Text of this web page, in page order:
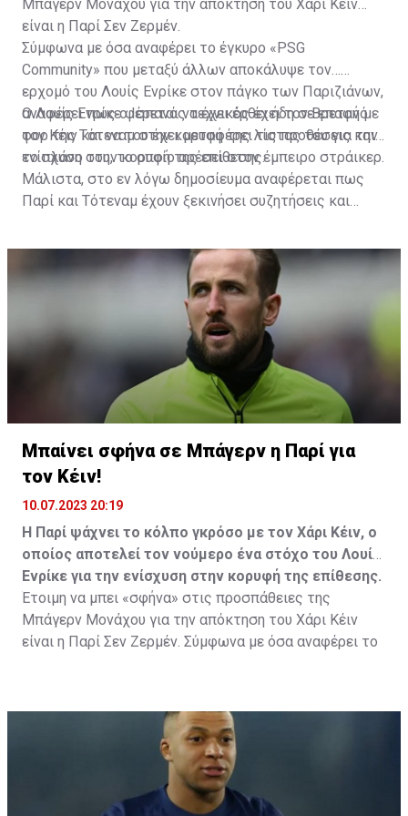
Μπάγερν Μονάχου για την απόκτηση του Χάρι Κέιν
είναι η Παρί Σεν Ζερμέν.
Σύμφωνα με όσα αναφέρει το έγκυρο «PSG
Community» που μεταξύ άλλων αποκάλυψε τον…
ερχομό του Λουίς Ενρίκε στον πάγκο των Παριζιάνων,
αναφέρει πως ο Ισπανός τεχνικός έχει τον Βρετανό
φορ της Τότεναμ στην κορυφή της λίστας του για την
ενίσχυση στην κορυφή της επίθεσης.
Ο Λουίς Ενρίκε φέρεται να έχει έρθει ήδη σε επαφή με
τον Κέιν και να του έχει μεταφέρει τις προθέσεις και
το πλάνο του, το οποίο αρέσει στον έμπειρο στράικερ.
Μάλιστα, στο εν λόγω δημοσίευμα αναφέρεται πως
Παρί και Τότεναμ έχουν ξεκινήσει συζητήσεις και
Ρουίθ για έμψυχο αντάλλαγμα, συν ένα μεγάλο
χρηματικό ποσό.
Μπαίνει σφήνα σε Μπάγερν η Παρί για
τον Κέιν!
10.07.2023 20:19
Η Παρί ψάχνει το κόλπο γκρόσο με τον Χάρι Κέιν, ο
οποίος αποτελεί τον νούμερο ένα στόχο του Λουίς
Ενρίκε για την ενίσχυση στην κορυφή της επίθεσης.
Έτοιμη να μπει «σφήνα» στις προσπάθειες της
Μπάγερν Μονάχου για την απόκτηση του Χάρι Κέιν
είναι η Παρί Σεν Ζερμέν. Σύμφωνα με όσα αναφέρει το
έχει τον Βρετανό φορ της Τότεναμ στην κορυφή της
λίστας του για την ενίσχυση στην κορυφή της